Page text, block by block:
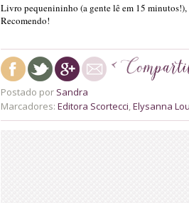
Livro pequenininho (a gente lê em 15 minutos!),
Recomendo!
Postado por Sandra
Marcadores: Editora Scortecci Elysanna